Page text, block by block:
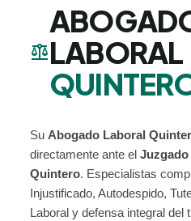
balanceLABORAL
Su Abogado Laboral
directamente ante elJuzgado
Quintero. Especialistas
Injustificado, Autodespido,
Laboral y defensa integral del